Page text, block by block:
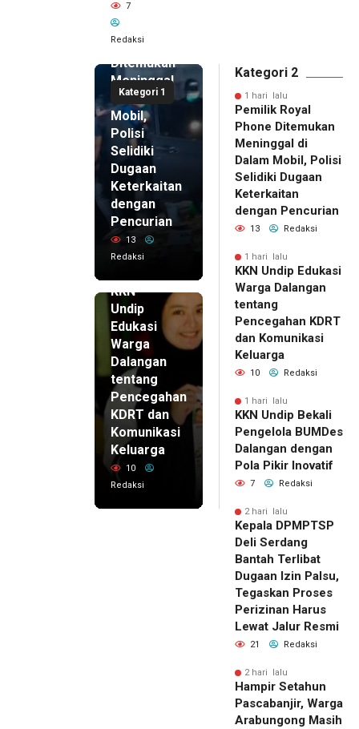
7
Redaksi
Kategori 1
Pemilik
Royal
Phone
Ditemukan
Meninggal
di Dalam
Mobil,
Polisi
Selidiki
Dugaan
Keterkaitan
dengan
Pencurian
13
Redaksi
KKN
Undip
Edukasi
Warga
Dalangan
tentang
Pencegahan
KDRT dan
Komunikasi
Keluarga
10
Redaksi
Kategori 2
1 hari lalu
Pemilik Royal
Phone Ditemukan
Meninggal di
Dalam Mobil, Polisi
Selidiki Dugaan
Keterkaitan
dengan Pencurian
13 Redaksi
1 hari lalu
KKN Undip Edukasi
Warga Dalangan
tentang
Pencegahan KDRT
dan Komunikasi
Keluarga
10 Redaksi
1 hari lalu
KKN Undip Bekali
Pengelola BUMDes
Dalangan dengan
Pola Pikir Inovatif
7 Redaksi
2 hari lalu
Kepala DPMPTSP
Deli Serdang
Bantah Terlibat
Dugaan Izin Palsu,
Tegaskan Proses
Perizinan Harus
Lewat Jalur Resmi
21 Redaksi
2 hari lalu
Hampir Setahun
Pascabanjir, Warga
Arabungong Masih